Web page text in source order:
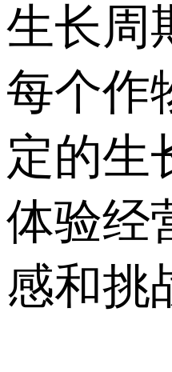
生长周
每个作
定的生
体验经
感和挑